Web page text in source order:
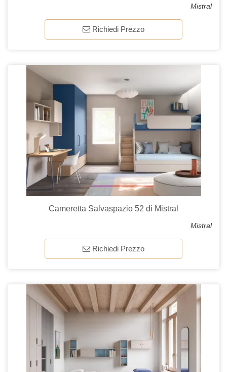
Mistral
Richiedi Prezzo
Cameretta Salvaspazio 52 di Mistral
Mistral
Richiedi Prezzo